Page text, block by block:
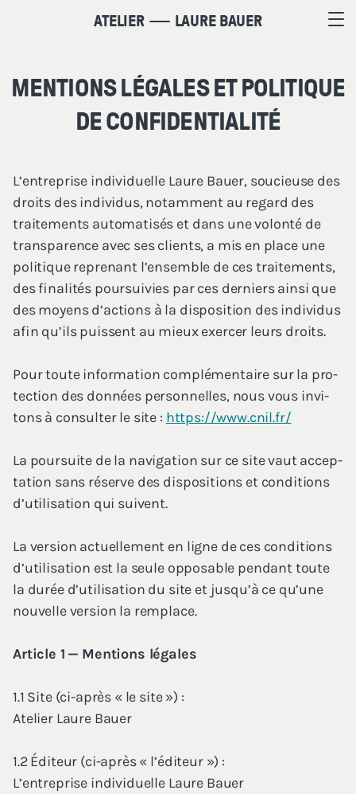
ATELIER LAURE BAUER
MENTIONS LÉGALES ET POLITIQUE
DE CONFIDENTIALITÉ
L’en­tre­prise indi­vi­duelle Laure Bauer, sou­cieuse des
droits des indi­vi­dus, notam­ment au regard des
trai­te­ments auto­ma­ti­sés et dans une volon­té de
trans­pa­rence avec ses clients, a mis en place une
poli­tique repre­nant l’ensemble de ces trai­te­ments,
des fina­li­tés pour­sui­vies par ces der­niers ain­si que
des moyens d’actions à la dis­po­si­tion des indi­vi­dus
afin qu’ils puissent au mieux exer­cer leurs droits.
Pour toute infor­ma­tion com­plé­men­taire sur la pro­
tec­tion des don­nées per­son­nelles, nous vous invi­
tons à consul­ter le site : https://​www​.cnil​.fr/
La pour­suite de la navi­ga­tion sur ce site vaut accep­
ta­tion sans réserve des dis­po­si­tions et condi­tions
d’u­ti­li­sa­tion qui suivent.
La ver­sion actuel­le­ment en ligne de ces condi­tions
d’u­ti­li­sa­tion est la seule oppo­sable pen­dant toute
la durée d’u­ti­li­sa­tion du site et jus­qu’à ce qu’une
nou­velle ver­sion la remplace.
Article 1 — Men­tions légales
1.1 Site (ci-après « le site ») :
Ate­lier Laure Bauer
1.2Édi­teur (ci-après « l’é­di­teur ») :
L’en­tre­prise indi­vi­duelle Laure Bauer